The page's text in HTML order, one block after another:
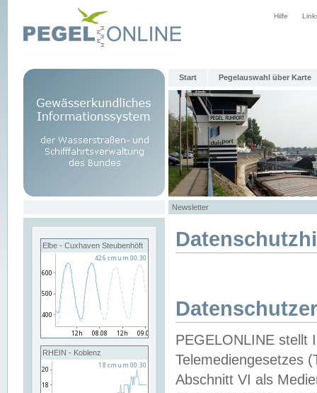
Hilfe
Start Pegelauswahl über Karte
Newsletter
Elbe - Cuxhaven Steubenhöft
RHEIN - Koblenz
PEGELONLINE stellt
Telemediengesetzes
Abschnitt VI als